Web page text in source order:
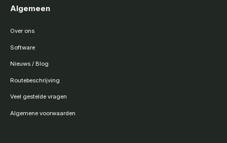
Algemeen
Over ons
Software
Nieuws / Blog
Routebeschrijving
Veel gestelde vragen
Algemene voorwaarden